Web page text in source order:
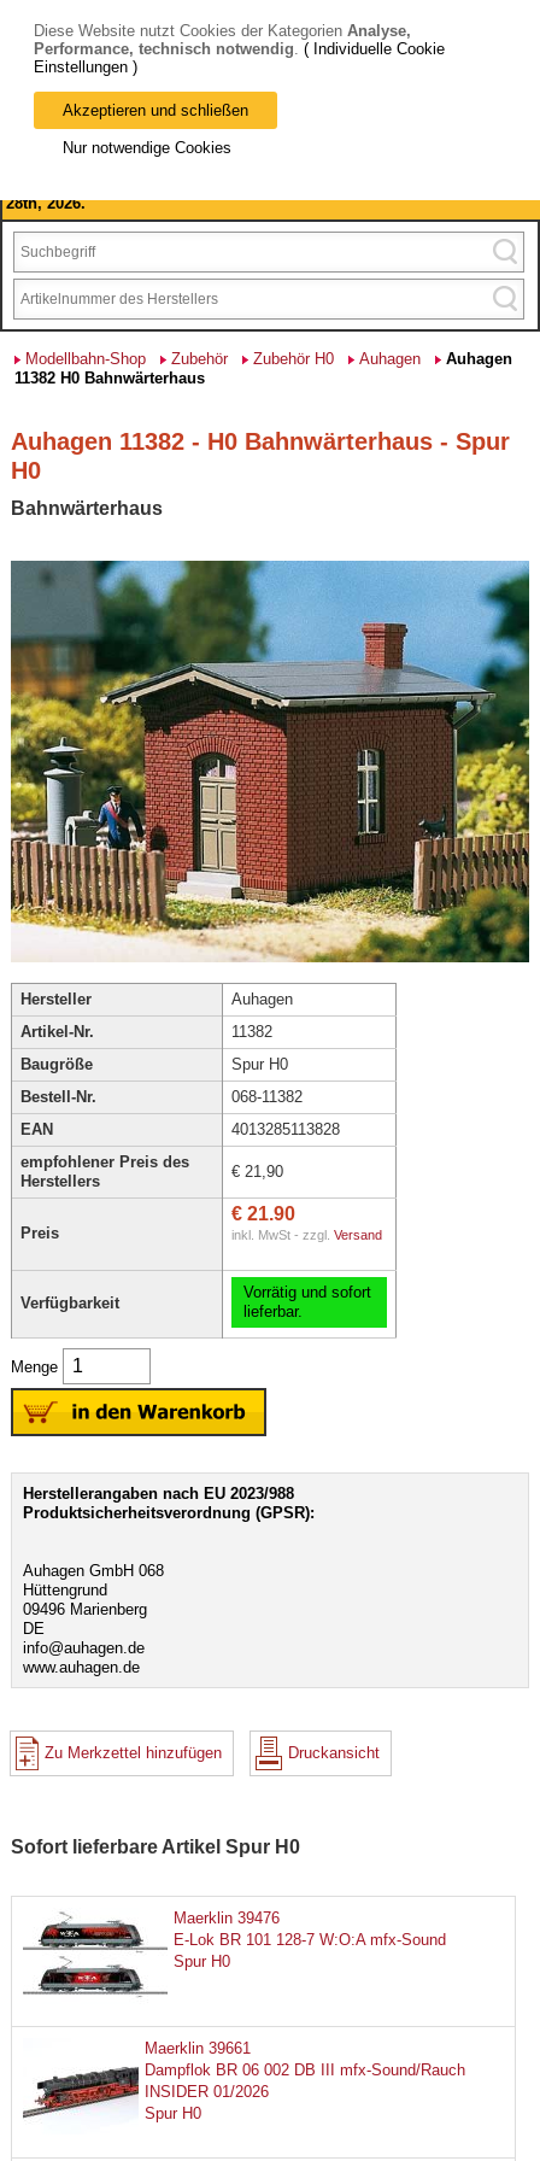
Bitte beachten Sie: wir machen Betriebsferien, vom 03. bis 28.
August 2026 haben wir geschlossen.
28th, 2026.
Modellbahn-Shop Zubehör Zubehör H0 Auhagen
Auhagen
11382 H0 Bahnwärterhaus
Auhagen 11382 - H0 Bahnwärterhaus - Spur
H0
Bahnwärterhaus
Hersteller
Auhagen
Artikel-Nr.
11382
Baugröße
Spur H0
Bestell-Nr.
068-11382
EAN
4013285113828
empfohlener Preis des
Herstellers
€ 21,90
Preis
€ 21.90
inkl. MwSt - zzgl. Versand
Verfügbarkeit
Vorrätig und sofort
lieferbar.
Menge
Herstellerangaben nach EU 2023/988
Produktsicherheitsverordnung (GPSR):
Auhagen GmbH 068
Hüttengrund
09496 Marienberg
DE
info@auhagen.de
www.auhagen.de
Zu Merkzettel hinzufügen Druckansicht
Sofort lieferbare Artikel Spur H0
Maerklin 39476
E-Lok BR 101 128-7 W:O:A mfx-Sound
Spur H0
Maerklin 39661
Dampflok BR 06 002 DB III mfx-Sound/Rauch
INSIDER 01/2026
Spur H0
Diese Website nutzt Cookies der Kategorien Analyse,
Performance, technisch notwendig. ( Individuelle Cookie
Einstellungen )
Akzeptieren und schließen
Nur notwendige Cookies